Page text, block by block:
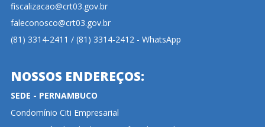
fiscalizacao@crt03.gov.br
faleconosco@crt03.gov.br
(81) 3314-2411 / (81) 3314-2412 - WhatsApp
NOSSOS ENDEREÇOS:
SEDE - PERNAMBUCO
Condomínio Citi Empresarial